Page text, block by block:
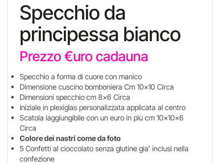
Specchio da
principessa bianco
Prezzo €uro cadauna
Specchio a forma di cuore con manico
Dimensione cuscino bomboniera Cm 10x10 Circa
Dimensioni specchio cm 8x6 Circa
Iniziale in plexiglas personalizzata applicata al centro
Scatola iaggiungibile con un euro in più cm 10x10x6
Circa
Colore dei nastri come da foto
5 Confetti al cioccolato senza glutine gia' inclusi nella
confezione